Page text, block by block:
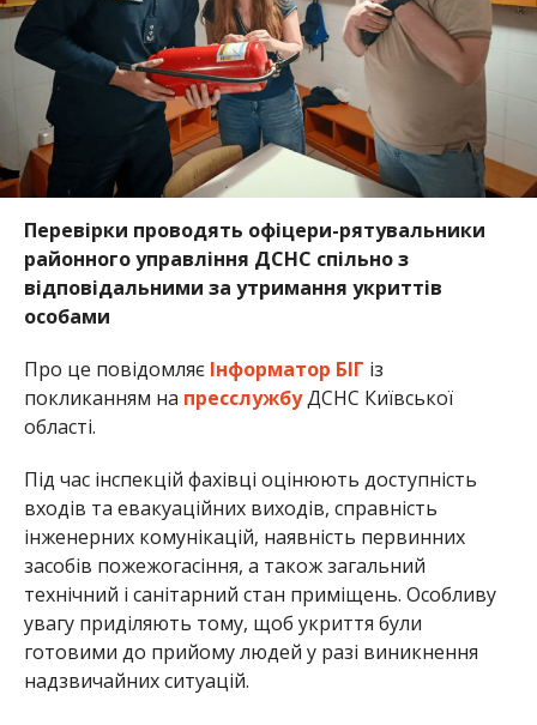
Перевірки проводять офіцери-рятувальники
районного управління ДСНС спільно з
відповідальними за утримання укриттів
особами
Про це повідомляє Інформатор БІГ із
покликанням на пресслужбуДСНС Київської
області.
Під час інспекцій фахівці оцінюють доступність
входів та евакуаційних виходів, справність
інженерних комунікацій, наявність первинних
засобів пожежогасіння, а також загальний
технічний і санітарний стан приміщень. Особливу
увагу приділяють тому, щоб укриття були
готовими до прийому людей у разі виникнення
надзвичайних ситуацій.